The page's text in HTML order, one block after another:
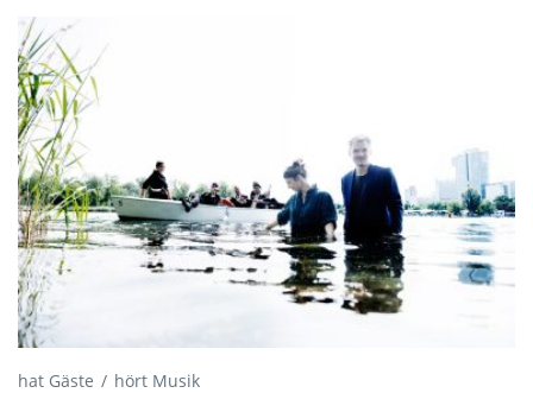
hat Gäste hört Musik